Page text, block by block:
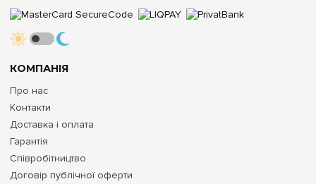
КОМПАНІЯ
Про нас
Контакти
Доставка і оплата
Гарантія
Співробітництво
Договір публічної оферти